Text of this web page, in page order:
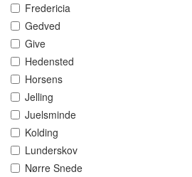
Fredericia
Gedved
Give
Hedensted
Horsens
Jelling
Juelsminde
Kolding
Lunderskov
Nørre Snede